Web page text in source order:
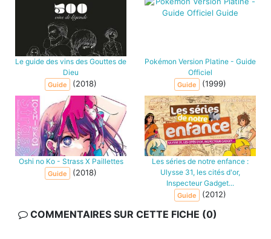
Le guide des vins des Gouttes de
Dieu
Guide (2018)
Pokémon Version Platine - Guide
Officiel
Guide (1999)
Oshi no Ko - Strass X Paillettes
Guide (2018)
Les séries de notre enfance :
Ulysse 31, les cités d'or,
Inspecteur Gadget...
Guide (2012)
COMMENTAIRES SUR CETTE FICHE (0)